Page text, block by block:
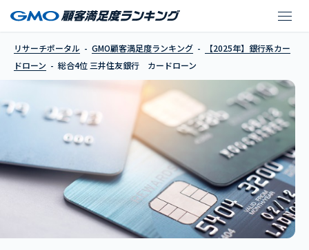
三井住友銀行 カード
リサーチポータル GMO顧客満足度ランキング
【2025年】銀行系カー
ドローン
総合4位 三井住友銀行 カードローン